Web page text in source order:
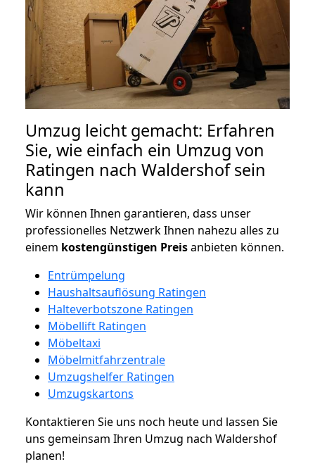
Umzug leicht gemacht: Erfahren
Sie, wie einfach ein Umzug von
Ratingen nach Waldershof sein
kann
Wir können Ihnen garantieren, dass unser
professionelles Netzwerk Ihnen nahezu alles zu
einem kostengünstigen Preisanbieten können.
Entrümpelung
Haushaltsauflösung Ratingen
Halteverbotszone Ratingen
Möbellift Ratingen
Möbeltaxi
Möbelmitfahrzentrale
Umzugshelfer Ratingen
Umzugskartons
Kontaktieren Sie uns noch heute und lassen Sie
uns gemeinsam Ihren Umzug nach Waldershof
planen!